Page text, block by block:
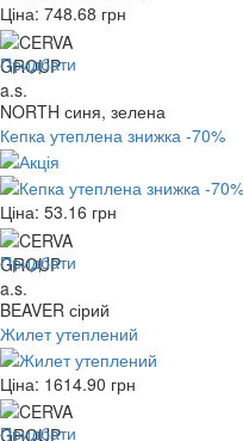
Ціна: 748.68 грн
Придбати
NORTH синя, зелена
Кепка утеплена знижка -70%
Ціна: 53.16 грн
Придбати
BEAVER сірий
Жилет утеплений
Ціна: 1614.90 грн
Придбати